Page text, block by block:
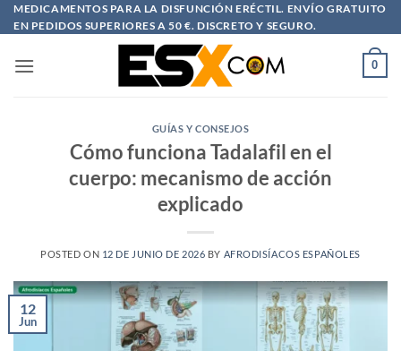
Saltar
al
MEDICAMENTOS PARA LA DISFUNCIÓN ERÉCTIL. ENVÍO GRATUITO
EN PEDIDOS SUPERIORES A 50 €. DISCRETO Y SEGURO.
0
GUÍAS Y CONSEJOS
Cómo funciona Tadalafil en el
cuerpo: mecanismo de acción
explicado
POSTED ON 12 DE JUNIO DE 2026 BY AFRODISÍACOS ESPAÑOLES
12
Jun